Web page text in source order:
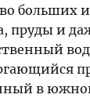
больших
пруды и
в